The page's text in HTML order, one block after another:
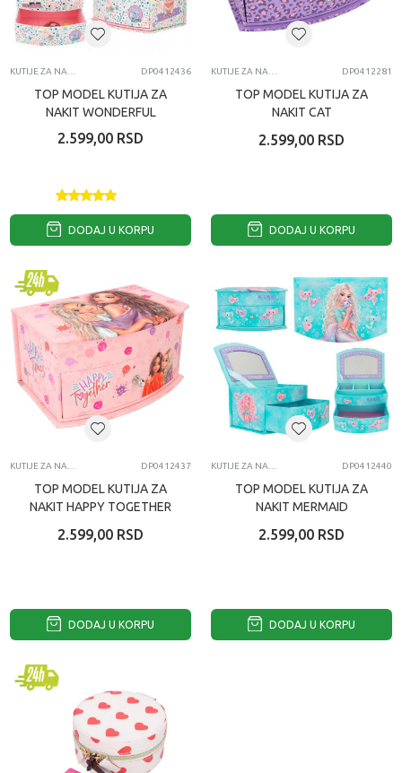
DP0412436
TOP MODEL KUTIJA ZA
NAKIT WONDERFUL
2.599,00 RSD
DODAJ U KORPU
DP0412281
TOP MODEL KUTIJA ZA
NAKIT CAT
2.599,00 RSD
DODAJ U KORPU
DP0412437
TOP MODEL KUTIJA ZA
NAKIT HAPPY TOGETHER
2.599,00 RSD
DODAJ U KORPU
DP0412440
TOP MODEL KUTIJA ZA
NAKIT MERMAID
2.599,00 RSD
DODAJ U KORPU